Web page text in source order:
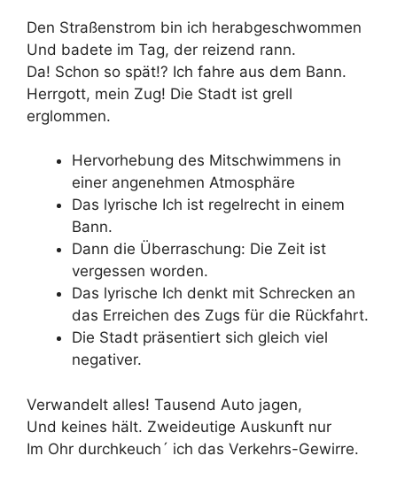
Den Straßenstrom bin ich herabgeschwommen
Und badete im Tag, der reizend rann.
Da! Schon so spät!? Ich fahre aus dem Bann.
Herrgott, mein Zug! Die Stadt ist grell
erglommen.
Hervorhebung des Mitschwimmens in
einer angenehmen Atmosphäre
Das lyrische Ich ist regelrecht in einem
Bann.
Dann die Überraschung: Die Zeit ist
vergessen worden.
Das lyrische Ich denkt mit Schrecken an
das Erreichen des Zugs für die Rückfahrt.
Die Stadt präsentiert sich gleich viel
negativer.
Verwandelt alles! Tausend Auto jagen,
Und keines hält. Zweideutige Auskunft nur
Im Ohr durchkeuch´ ich das Verkehrs-Gewirre.